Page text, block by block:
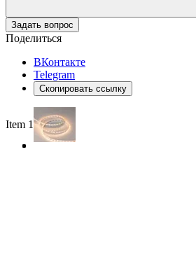
Задать вопрос
Поделиться
ВКонтакте
Telegram
Скопировать ссылку
Item 1 of 4